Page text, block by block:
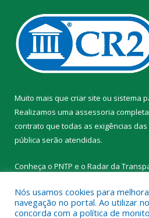
Muito mais que criar site ou sistema
Realizamos uma assessoria
contrato que todas as exigências das
pública serão atendidas.
Conheça o PNTP e o Radar da
Nós usamos cookies para
navegação no portal. Ao utilizar
concorda com a política de